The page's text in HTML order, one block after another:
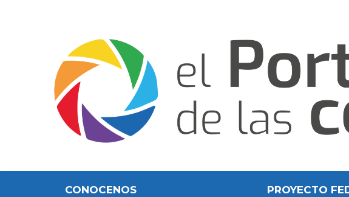
CONOCENOS PROYECTO